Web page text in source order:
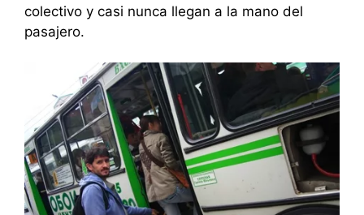
colectivo y casi nunca llegan a la mano del
pasajero.